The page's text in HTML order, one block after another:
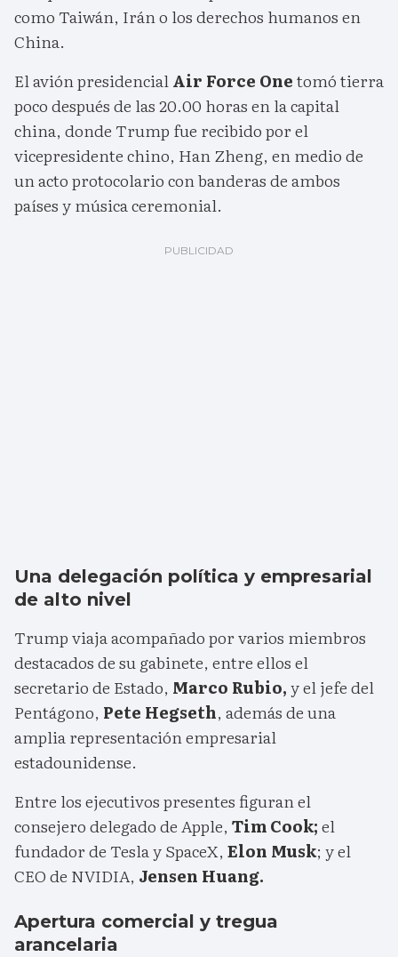
como Taiwán, Irán o los derechos humanos en
China.
El avión presidencialAir Force Onetomó tierra
poco después de las 20.00 horas en la capital
china, donde Trump fue recibido por el
vicepresidente chino, Han Zheng, en medio de
un acto protocolario con banderas de ambos
países y música ceremonial.
Una delegación política y empresarial
de alto nivel
Trump viaja acompañado por varios miembros
destacados de su gabinete, entre ellos el
secretario de Estado, Marco Rubio,y el jefe del
Pentágono, Pete Hegseth, además de una
amplia representación empresarial
estadounidense.
Entre los ejecutivos presentes figuran el
consejero delegado de Apple, Tim Cook;el
fundador de Tesla y SpaceX, Elon Musk; y el
CEO de NVIDIA, Jensen Huang.
Apertura comercial y tregua
arancelaria